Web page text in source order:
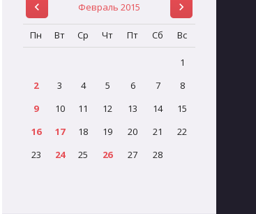
Февраль 2015
Пн Вт Ср Чт Пт Сб Вс
1
2
3 4 5 6 7
8
9
10 11 12 13 14
15
16
17 18 19 20 21
22
23
24 25 26 27 28